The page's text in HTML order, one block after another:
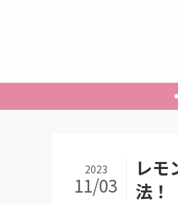
レモ
法！
2023
11/03